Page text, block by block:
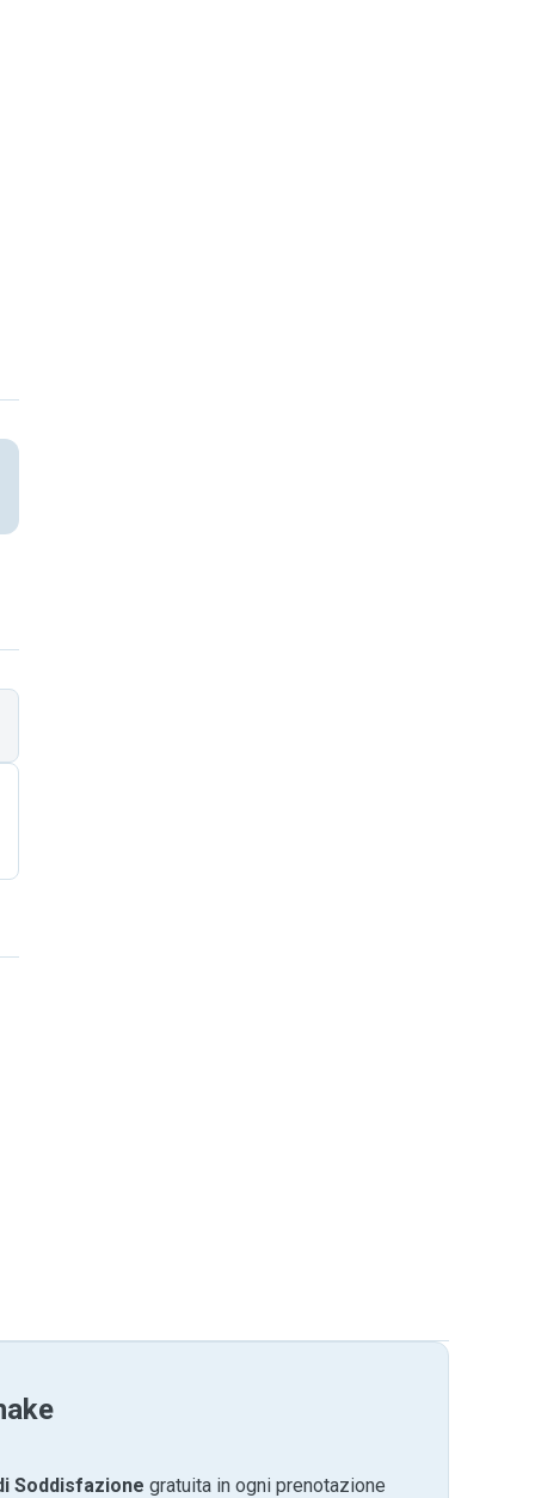
Soddisfazione gratuita in ogni prenotazione